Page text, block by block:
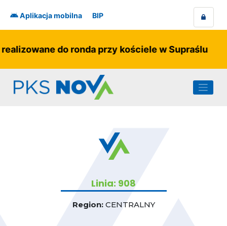
Aplikacja mobilna BIP
do ronda przy kościele w Supraślu
Linia: 908
Region:CENTRALNY